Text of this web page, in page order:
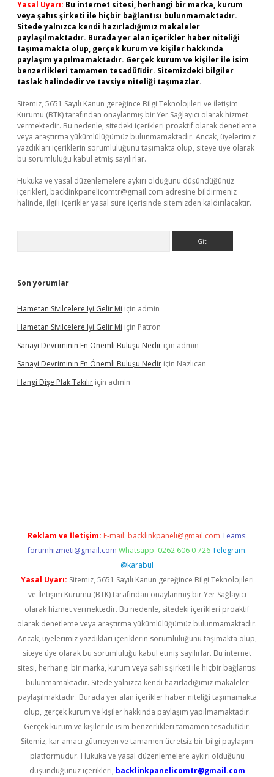
Yasal Uyarı: Bu internet sitesi, herhangi bir marka, kurum
veya şahıs şirketi ile hiçbir bağlantısı bulunmamaktadır.
Sitede yalnızca kendi hazırladığımız makaleler
paylaşılmaktadır. Burada yer alan içerikler haber niteliği
taşımamakta olup, gerçek kurum ve kişiler hakkında
paylaşım yapılmamaktadır. Gerçek kurum ve kişiler ile isim
benzerlikleri tamamen tesadüfidir. Sitemizdeki bilgiler
taslak halindedir ve tavsiye niteliği taşımazlar.
Sitemiz, 5651 Sayılı Kanun gereğince Bilgi Teknolojileri ve İletişim
Kurumu (BTK) tarafından onaylanmış bir Yer Sağlayıcı olarak hizmet
vermektedir. Bu nedenle, sitedeki içerikleri proaktif olarak denetleme
veya araştırma yükümlülüğümüz bulunmamaktadır. Ancak, üyelerimiz
yazdıkları içeriklerin sorumluluğunu taşımakta olup, siteye üye olarak
bu sorumluluğu kabul etmiş sayılırlar.
Hukuka ve yasal düzenlemelere aykırı olduğunu düşündüğünüz
içerikleri, backlinkpanelicomtr@gmail.com adresine bildirmeniz
halinde, ilgili içerikler yasal süre içerisinde sitemizden kaldırılacaktır.
Son yorumlar
Hametan Sivilcelere Iyi Gelir Mi için admin
Hametan Sivilcelere Iyi Gelir Mi için Patron
Sanayi Devriminin En Önemli Buluşu Nedir için admin
Sanayi Devriminin En Önemli Buluşu Nedir için Nazlıcan
Hangi Dişe Plak Takılır için admin
Reklam ve İletişim: E-mail: backlinkpaneli@gmail.com Teams:
forumhizmeti@gmail.com Whatsapp: 0262 606 0 726 Telegram:
@karabul
Yasal Uyarı: Sitemiz, 5651 Sayılı Kanun gereğince Bilgi Teknolojileri
ve İletişim Kurumu (BTK) tarafından onaylanmış bir Yer Sağlayıcı
olarak hizmet vermektedir. Bu nedenle, sitedeki içerikleri proaktif
olarak denetleme veya araştırma yükümlülüğümüz bulunmamaktadır.
Ancak, üyelerimiz yazdıkları içeriklerin sorumluluğunu taşımakta olup,
siteye üye olarak bu sorumluluğu kabul etmiş sayılırlar. Bu internet
sitesi, herhangi bir marka, kurum veya şahıs şirketi ile hiçbir bağlantısı
bulunmamaktadır. Sitede yalnızca kendi hazırladığımız makaleler
paylaşılmaktadır. Burada yer alan içerikler haber niteliği taşımamakta
olup, gerçek kurum ve kişiler hakkında paylaşım yapılmamaktadır.
Gerçek kurum ve kişiler ile isim benzerlikleri tamamen tesadüfidir.
Sitemiz, kar amacı gütmeyen ve tamamen ücretsiz bir bilgi paylaşım
platformudur. Hukuka ve yasal düzenlemelere aykırı olduğunu
düşündüğünüz içerikleri, backlinkpanelicomtr@gmail.com